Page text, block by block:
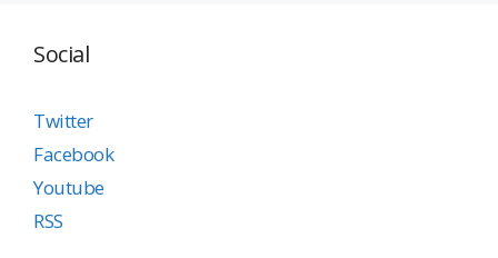
Social
Twitter
Facebook
Youtube
RSS